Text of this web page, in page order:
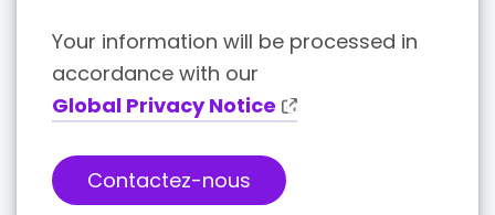
Your information will be processed in
accordance with our
Global Privacy Notice
Contactez-nous